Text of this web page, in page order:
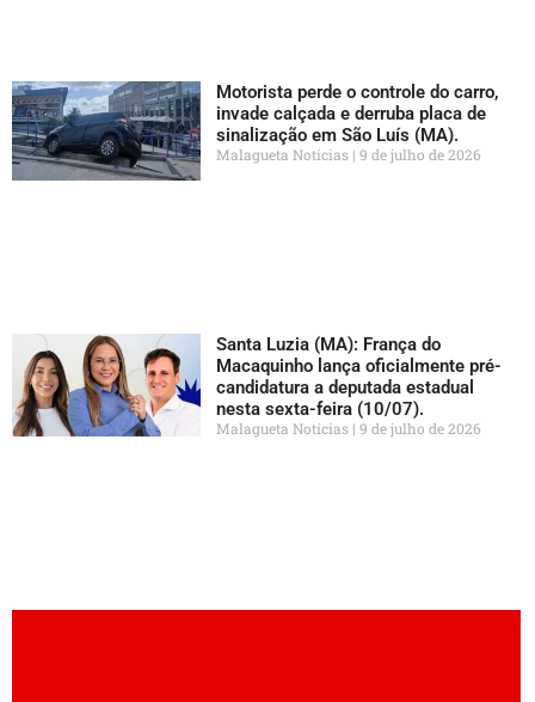
Motorista perde o controle do carro,
invade calçada e derruba placa de
sinalização em São Luís (MA).
Malagueta Notícias 9 de julho de 2026
Santa Luzia (MA): França do
Macaquinho lança oficialmente pré-
candidatura a deputada estadual
nesta sexta-feira (10/07).
Malagueta Notícias 9 de julho de 2026